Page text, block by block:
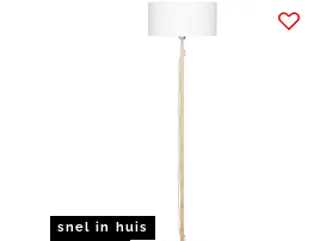
snel in huis